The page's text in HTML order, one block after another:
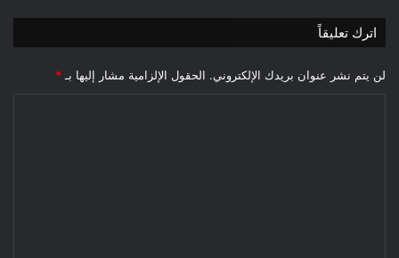
اترك تعليقاً
لن يتم نشر عنوان بريدك الإلكتروني. الحقول الإلزامية مشار إليها بـ *